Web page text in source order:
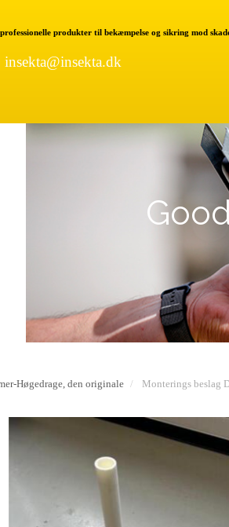
produkter til bekæmpelse og sikring mod
insekta@insekta.dk
Høgedrage, den originale Monterings beslag